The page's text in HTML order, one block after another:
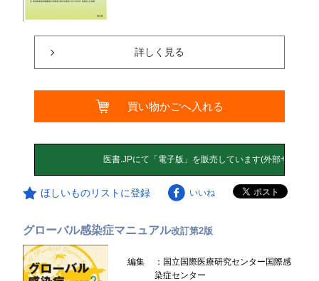
詳しく見る
買い物かごへ入れる
ほしいものリストに登録 いいね
グローバル感染症マニュアル改訂第2版
編集
：国立国際医療研究センター国際感
染症センター